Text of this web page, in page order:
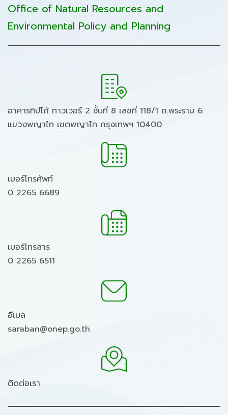
Office of Natural Resources and
Environmental Policy and Planning
อาคารทิปโก้ ทาวเวอร์ 2 ชั้นที่ 8 เลขที่ 118/1 ถ.พระราม 6
แขวงพญาไท เขตพญาไท กรุงเทพฯ 10400
เบอร์โทรศัพท์
0 2265 6689
เบอร์โทรสาร
0 2265 6511
อีเมล
saraban@onep.go.th
ติดต่อเรา